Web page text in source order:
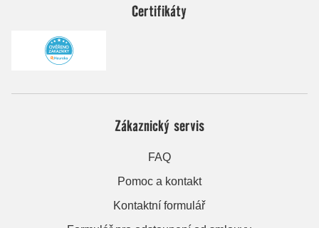
Certifikáty
Zákaznický servis
FAQ
Pomoc a kontakt
Kontaktní formulář